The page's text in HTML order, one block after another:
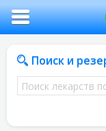
Поиск и
Поиск
лекарств
названию